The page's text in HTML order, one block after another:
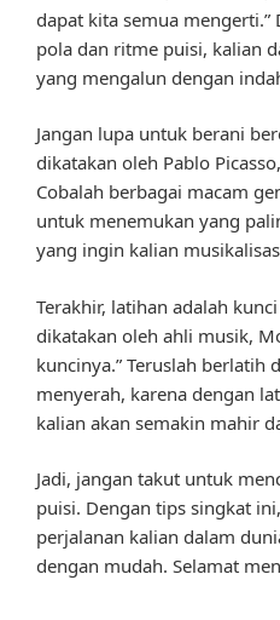
dapat kita semua
pola dan ritme puisi, kalian
yang mengalun dengan
Jangan lupa untuk berani
dikatakan oleh Pablo
Cobalah berbagai macam
untuk menemukan yang
yang ingin kalian
Terakhir, latihan adalah
dikatakan oleh ahli musik,
kuncinya.” Teruslah berlatih
menyerah, karena dengan
kalian akan semakin mahir
Jadi, jangan takut untuk
puisi. Dengan tips singkat
perjalanan kalian dalam
dengan mudah. Selamat